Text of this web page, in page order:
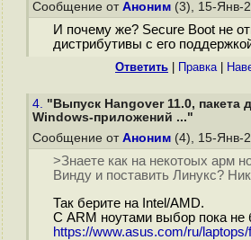
Сообщение от Аноним (3), 15-Янв-
И почему же? Secure Boot не
дистрибутивы с его
Ответить Правка|
4. "Выпуск Hangover 11.0, пакета
Windows-приложений ..."
Сообщение от Аноним (4), 15-Янв-
>Знаете как на некотоых арм
Винду и поставить Линукс?
Так берите на Intel/AMD.
С ARM ноутами выбор пока не
https://www.asus.com/ru/